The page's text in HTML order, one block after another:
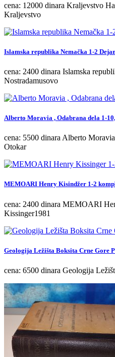
cena: 12000 dinara Kraljevstvo
Kraljevstvo
Islamska republika Nemačka 1-2
cena: 2400 dinara Islamska
Nostradamusovo
Alberto Moravia , Odabrana dela 1-
cena: 5500 dinara Alberto
Otokar
MEMOARI Henry Kisindžer 1-2
cena: 2400 dinara MEMOARI
Kissinger1981
Geologija Ležišta Boksita Crne Gore
cena: 6500 dinara Geologija